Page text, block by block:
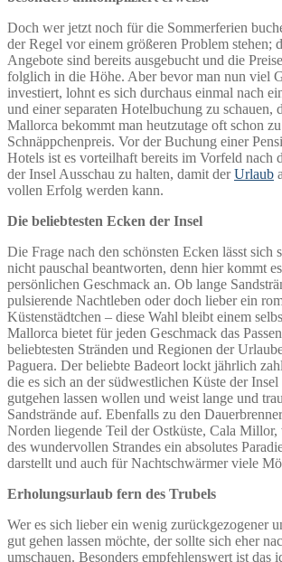
Doch wer jetzt noch für die Sommerferien
der Regel vor einem größeren Problem stehen;
Angebote sind bereits ausgebucht und die
folglich in die Höhe. Aber bevor man nun viel
investiert, lohnt es sich durchaus einmal nach
und einer separaten Hotelbuchung zu schauen,
Mallorca bekommt man heutzutage oft schon
Schnäppchenpreis. Vor der Buchung einer
Hotels ist es vorteilhaft bereits im Vorfeld nach
der Insel Ausschau zu halten, damit derUrlaub
vollen Erfolg werden kann.
Die beliebtesten Ecken der Insel
Die Frage nach den schönsten Ecken lässt sich
nicht pauschal beantworten, denn hier kommt
persönlichen Geschmack an. Ob lange
pulsierende Nachtleben oder doch lieber ein
Küstenstädtchen – diese Wahl bleibt einem
Mallorca bietet für jeden Geschmack das
beliebtesten Stränden und Regionen der
Paguera. Der beliebte Badeort lockt jährlich
die es sich an der südwestlichen Küste der
gutgehen lassen wollen und weist lange und
Sandstrände auf. Ebenfalls zu den
Norden liegende Teil der Ostküste, Cala Millor,
des wundervollen Strandes ein absolutes
darstellt und auch für Nachtschwärmer viele
Erholungsurlaub fern des Trubels
Wer es sich lieber ein wenig zurückgezogener
gut gehen lassen möchte, der sollte sich eher
umschauen. Besonders empfehlenswert ist das